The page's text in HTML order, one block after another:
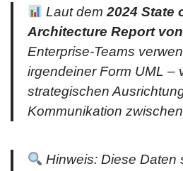
Laut dem2024 State
Architecture Report
Enterprise-Teams
irgendeiner Form UML –
strategischen
Kommunikation
Hinweis: Diese Daten